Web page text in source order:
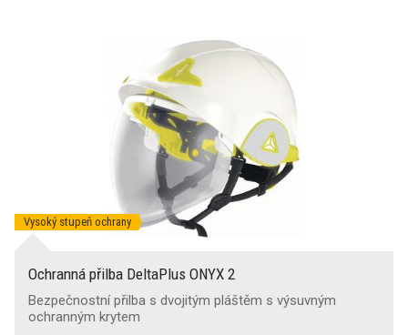
Vysoký stupeň ochrany
Ochranná přilba DeltaPlus ONYX 2
Bezpečnostní přilba s dvojitým pláštěm s výsuvným
ochranným krytem